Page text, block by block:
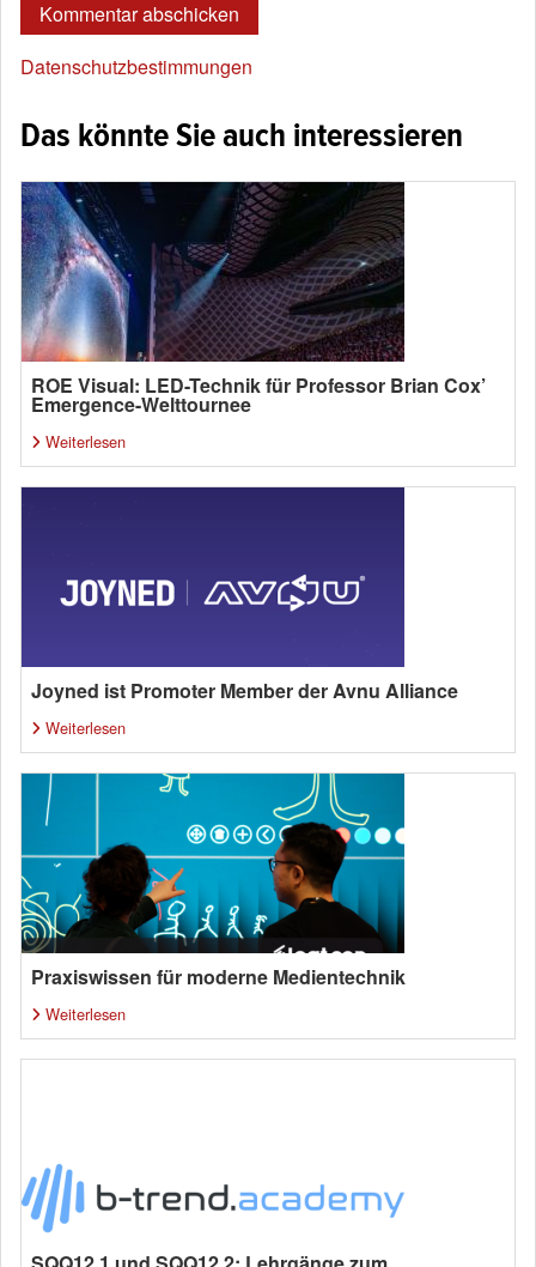
Datenschutzbestimmungen
Das könnte Sie auch interessieren
ROE Visual: LED-Technik für Professor Brian Cox’
Emergence-Welttournee
Weiterlesen
Joyned ist Promoter Member der Avnu Alliance
Weiterlesen
Praxiswissen für moderne Medientechnik
Weiterlesen